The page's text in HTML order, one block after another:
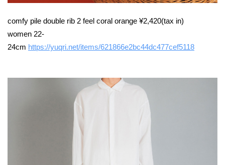
comfy pile double rib 2 feel coral orange ¥2,420(tax in)
women 22-
24cm https://yuqri.net/items/621866e2bc44dc477cef5118